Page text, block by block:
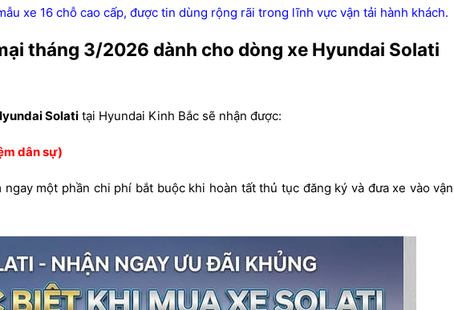
xe 16 chỗ cao cấp, được tin dùng rộng rãi trong lĩnh vực vận tải hành khách.
tháng 3/2026 dành cho dòng xe Hyundai Solati
Solati tại Hyundai Kinh Bắc sẽ nhận được:
dân sự)
một phần chi phí bắt buộc khi hoàn tất thủ tục đăng ký và đưa xe vào vận